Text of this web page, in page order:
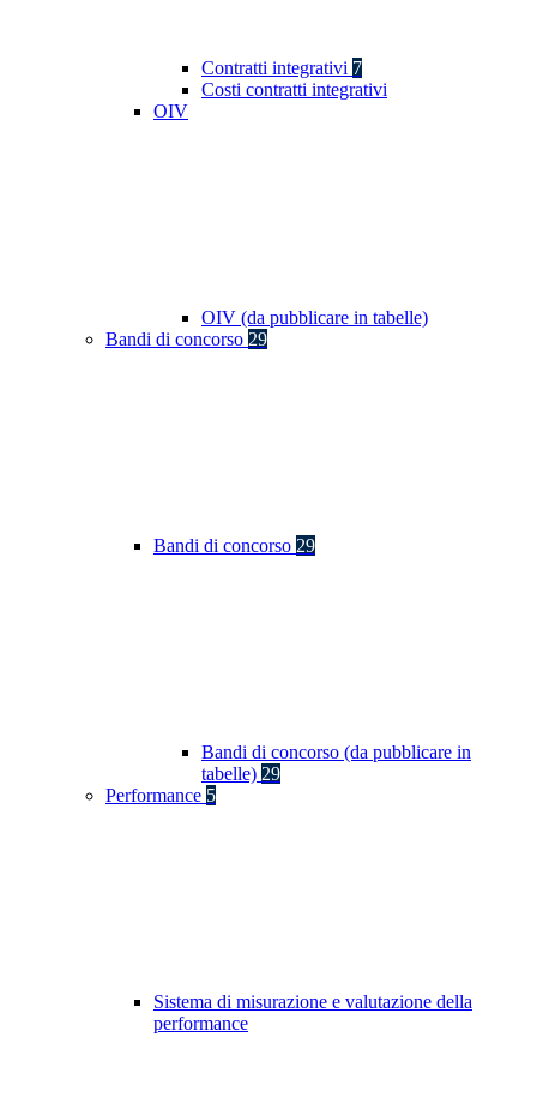
Contratti integrativi 7
Costi contratti integrativi
OIV
OIV (da pubblicare in tabelle)
Bandi di concorso 29
Bandi di concorso 29
Bandi di concorso (da pubblicare in
tabelle) 29
Performance 5
Sistema di misurazione e valutazione della
performance